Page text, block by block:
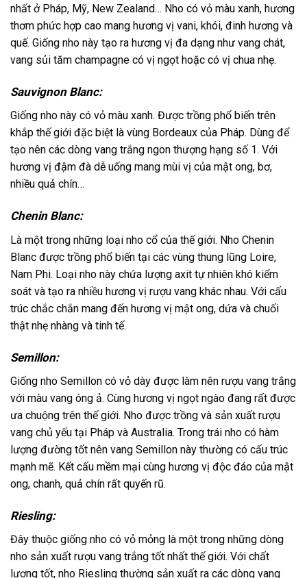
nhất ở Pháp, Mỹ, New Zealand… Nho có vỏ màu xanh, hương
thơm phức hợp cao mang hương vị vani, khói, đinh hương và
quế. Giống nho này tạo ra hương vị đa dạng như vang chát,
vang sủi tăm champagne có vị ngọt hoặc có vị chua nhẹ.
Sauvignon Blanc:
Giống nho này có vỏ màu xanh. Được trồng phổ biến trên
khắp thế giới đặc biệt là vùng Bordeaux của Pháp. Dùng để
tạo nên các dòng vang trắng ngon thượng hạng số 1. Với
hương vị đậm đà dễ uống mang mùi vị của mật ong, bơ,
nhiều quả chín…
Chenin Blanc:
Là một trong những loại nho cổ của thế giới. Nho Chenin
Blanc được trồng phổ biến tại các vùng thung lũng Loire,
Nam Phi. Loại nho này chứa lượng axit tự nhiên khó kiểm
soát và tạo ra nhiều hương vị rượu vang khác nhau. Với cấu
trúc chắc chắn mang đến hương vị mật ong, dứa và chuối
thật nhẹ nhàng và tinh tế.
Semillon:
Giống nho Semillon có vỏ dày được làm nên rượu vang trắng
với màu vang óng ả. Cùng hương vị ngọt ngào đang rất được
ưa chuộng trên thế giới. Nho được trồng và sản xuất rượu
vang chủ yếu tại Pháp và Australia. Trong trái nho có hàm
lượng đường tốt nên vang Semillon này thường có cấu trúc
mạnh mẽ. Kết cấu mềm mại cùng hương vị độc đáo của mật
ong, chanh, quả chín rất quyến rũ.
Riesling:
Đây thuộc giống nho có vỏ mỏng là một trong những dòng
nho sản xuất rượu vang trắng tốt nhất thế giới. Với chất
lượng tốt, nho Riesling thường sản xuất ra các dòng vang